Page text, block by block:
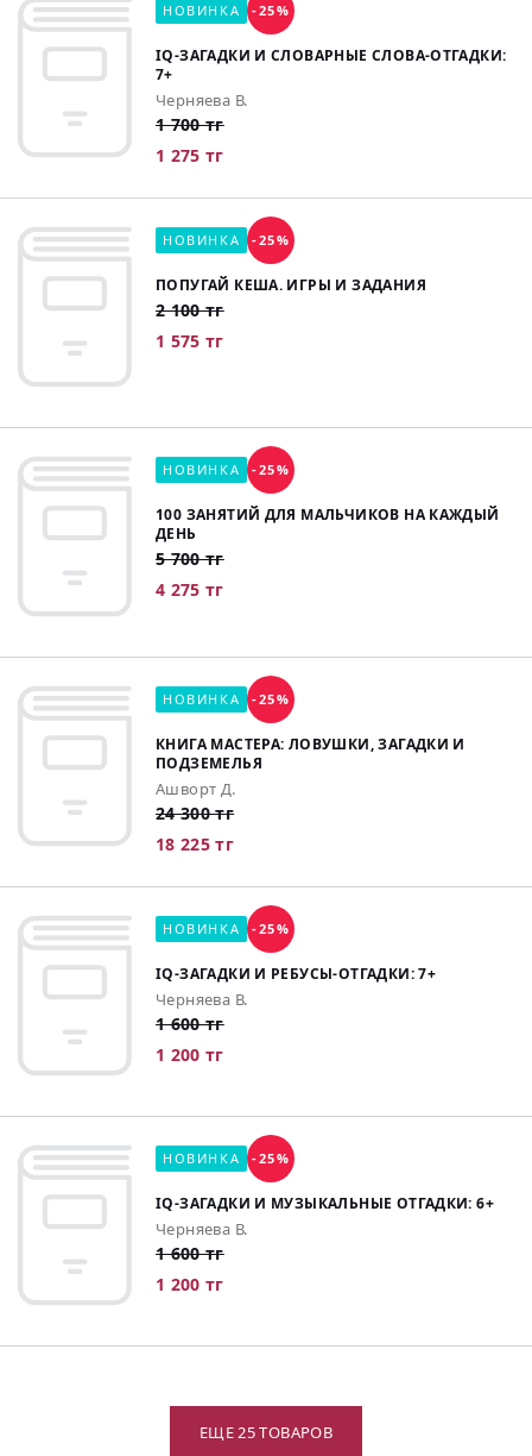
НОВИНКА -25%
IQ-ЗАГАДКИ И СЛОВАРНЫЕ СЛОВА-ОТГАДКИ:
7+
Черняева В.
1 700 тг
1 275 тг
НОВИНКА -25%
ПОПУГАЙ КЕША. ИГРЫ И ЗАДАНИЯ
2 100 тг
1 575 тг
НОВИНКА -25%
100 ЗАНЯТИЙ ДЛЯ МАЛЬЧИКОВ НА КАЖДЫЙ
ДЕНЬ
5 700 тг
4 275 тг
НОВИНКА -25%
КНИГА МАСТЕРА: ЛОВУШКИ, ЗАГАДКИ И
ПОДЗЕМЕЛЬЯ
Ашворт Д.
24 300 тг
18 225 тг
НОВИНКА -25%
IQ-ЗАГАДКИ И РЕБУСЫ-ОТГАДКИ: 7+
Черняева В.
1 600 тг
1 200 тг
НОВИНКА -25%
IQ-ЗАГАДКИ И МУЗЫКАЛЬНЫЕ ОТГАДКИ: 6+
Черняева В.
1 600 тг
1 200 тг
ЕЩЕ 25 ТОВАРОВ